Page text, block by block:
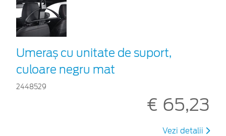
Umeraș cu unitate de suport,
culoare negru mat
2448529
€ 65,23
Vezi detalii